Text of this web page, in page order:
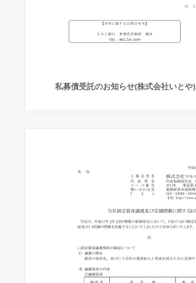
私募債受託のお知らせ(株式会社いとや)